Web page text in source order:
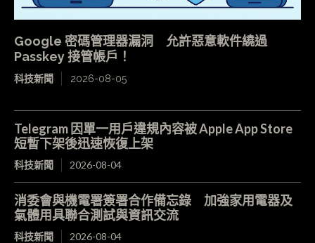
Google 密碼管理器漏洞 允許惡意軟件繞過
Passkey 接管帳戶！
科技新聞 2026-08-05
Telegram 因單一用戶違規內容被 Apple App Store
短暫下架後迅速恢復上架
科技新聞 2026-08-04
消委會與機電署簽署合作備忘錄 加強家用電器及
氣體用具聯合測試與資訊交流
科技新聞 2026-08-04